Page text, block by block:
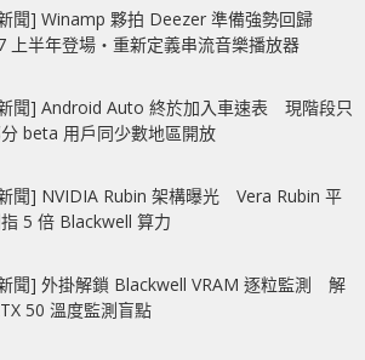
聞] Winamp 夥拍 Deezer 準備強勢回歸
上半年登場‧重新定義串流音樂播放器
聞] Android Auto 終於加入車速表 現階段只
beta 用戶同少數地區開放
聞] NVIDIA Rubin 架構曝光 Vera Rubin 平
5 倍 Blackwell 算力
聞] 外掛解鎖 Blackwell VRAM 逐粒監測 解
50 溫度監測盲點